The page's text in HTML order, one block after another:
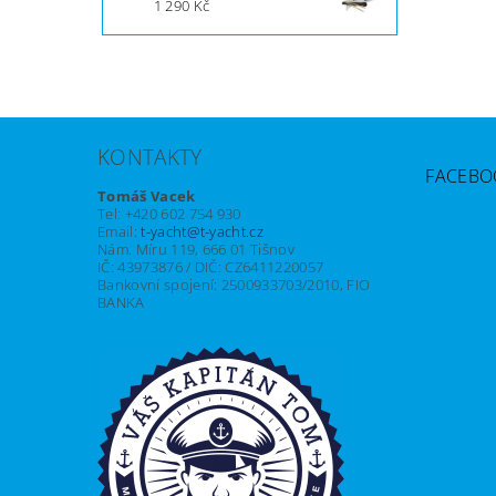
1 290 Kč
KONTAKTY
Tomáš Vacek
Tel: +420 602 754 930
Email:t-yacht@t-yacht.cz
Nám. Míru 119, 666 01 Tišnov
IČ: 43973876 / DIČ: CZ6411220057
Bankovní spojení: 2500933703/2010, FIO
BANKA